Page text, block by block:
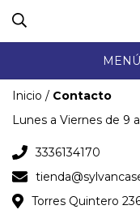
MENÚ
Inicio / Contacto
Lunes a Viernes de 9
3336134170
Torres Quintero